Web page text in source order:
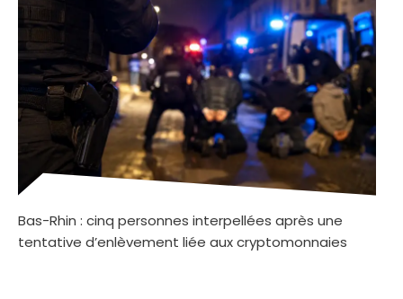
Bas-Rhin : cinq personnes interpellées après une
tentative d’enlèvement liée aux cryptomonnaies